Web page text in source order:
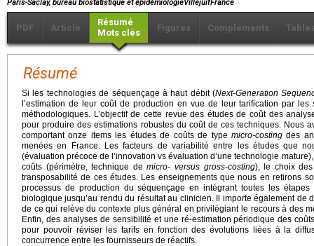
Paris-Saclay, bureau biostatistique et épidémiologieVillejuifFrance
PDF Article
Résumé
Mots clés
Figures Compléments
Résumé
Si les technologies de séquençage à haut débit (Next-Generation
l’estimation de leur coût de production en vue de leur tarification par
méthodologiques. L’objectif de cette revue des études de coût des
pour produire des estimations robustes du coût de ces techniques. Nous
comportant onze items les études de coûts de type micro-costingdes
menées en France. Les facteurs de variabilité entre les études que
(évaluation précoce de l’innovation vs évaluation d’une technologie
coûts (périmètre, technique demicro- versus gross-costing), le choix
transposabilité de ces études. Les enseignements que nous en retirons
processus de production du séquençage en intégrant toutes les
biologique jusqu’au rendu du résultat au clinicien. Il importe également de
de ce qui relève du contexte plus général en privilégiant le recours à des
Enfin, des analyses de sensibilité et une ré-estimation périodique des
pour pouvoir réviser les tarifs en fonction des évolutions liées à la
concurrence entre les fournisseurs de réactifs.